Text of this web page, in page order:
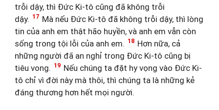
trỗi dậy, thì Đức Ki-tô cũng đã không trỗi
dậy. 17 Mà nếu Đức Ki-tô đã không trỗi dậy, thì lòng
tin của anh em thật hão huyền, và anh em vẫn còn
sống trong tội lỗi của anh em. 18 Hơn nữa, cả
những người đã an nghỉ trong Đức Ki-tô cũng bị
tiêu vong. 19 Nếu chúng ta đặt hy vọng vào Đức Ki-
tô chỉ vì đời này mà thôi, thì chúng ta là những kẻ
đáng thương hơn hết mọi người.